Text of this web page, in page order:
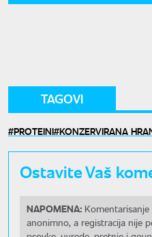
TAGOVI
PROTEINI KONZERVIRANA
Ostavite Vaš
NAPOMENA:
anonimno, a registracija nije